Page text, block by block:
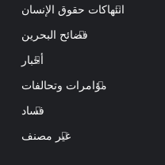
انتهاكات حقوق الإنسان
فضائح البحرين
أخبار
مؤامرات وتحالفات
فساد
غير مصنف